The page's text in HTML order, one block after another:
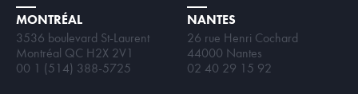
MONTRÉAL
3536 boulevard St-Laurent
Montréal QC H2X 2V1
00 1 (514) 388-5725
NANTES
26 rue Henri Cochard
44000 Nantes
02 40 29 15 92